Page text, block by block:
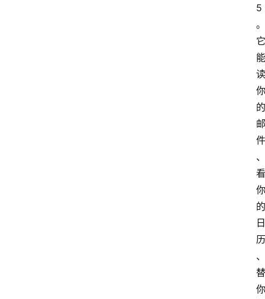
5
。
它
能
读
你
的
邮
件
、
看
你
的
日
历
、
替
你